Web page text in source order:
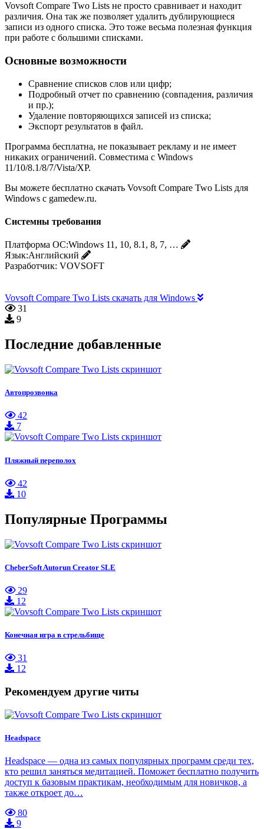
Vovsoft Compare Two Lists не просто сравнивает и находит
различия. Она так же позволяет удалить дублирующиеся
записи из одного списка. Это тоже весьма полезная функция
при работе с большими списками.
Основные возможности
Сравнение списков слов или цифр;
Подробный отчет по сравнению (совпадения, различия
и пр.);
Удаление повторяющихся записей из списка;
Экспорт результатов в файл.
Программа бесплатна, не показывает рекламу и не имеет
никаких ограничений. Совместима с Windows
11/10/8.1/8/7/Vista/XP.
Вы можете бесплатно скачать Vovsoft Compare Two Lists для
Windows с gamedew.ru.
Системны требования
Платформа ОС:Windows 11, 10, 8.1, 8, 7, …
Язык:Английский
Разработчик: VOVSOFT
Vovsoft Compare Two Lists скачать для Windows
31
9
Последние добавленные
Автопрозвонка
42
7
Пляжный переполох
42
10
Популярные Программы
CheberSoft Autorun Creator SLE
29
12
Конечная игра в стрельбище
31
12
Рекомендуем другие читы
Headspace
Headspace — одна из самых популярных программ среди тех,
кто решил заняться медитацией. Поможет бесплатно получить
доступ к базовым практикам, необходимым для новичков, а
также откроет до…
80
9